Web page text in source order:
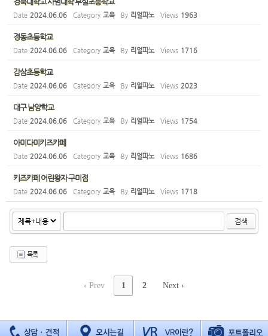
Date 2024.06.06 Category 교육 By 리얼파노 Views 1963
경동초등학교
Date 2024.06.06 Category 교육 By 리얼파노 Views 1716
감삼초등학교
Date 2024.06.06 Category 교육 By 리얼파노 Views 2023
대구 남양학교
Date 2024.06.06 Category 교육 By 리얼파노 Views 1754
아미다미키즈카페
Date 2024.06.06 Category 교육 By 리얼파노 Views 1686
키즈카페 어린왕자 구미점
Date 2024.06.06 Category 교육 By 리얼파노 Views 1718
검색
목록
‹ Prev 1 2 Next ›